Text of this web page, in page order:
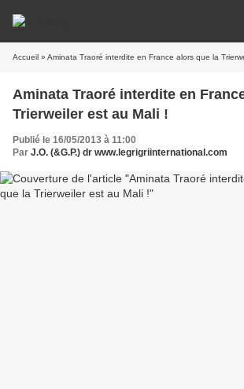
Accueil » Aminata Traoré interdite en France alors que la
Aminata Traoré interdite en
Trierweiler est au Mali !
Publié le 16/05/2013 à 11:00
Par J.O. (&G.P.) dr www.legrigriinternational.com